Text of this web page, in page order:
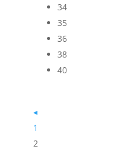
34
35
36
38
40
◂
1
2